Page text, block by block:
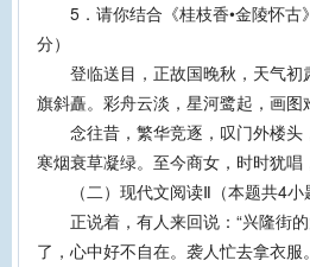
5．请你结合《桂枝香•金陵怀古
分）
登临送目，正故国晚秋，天气初
旗斜矗。彩舟云淡，星河鹭起，画图
念往昔，繁华竞逐，叹门外楼头
寒烟衰草凝绿。至今商女，时时犹唱
（二）现代文阅读Ⅱ（本题共4小
正说着，有人来回说：“兴隆街的
了，心中好不自在。袭人忙去拿衣